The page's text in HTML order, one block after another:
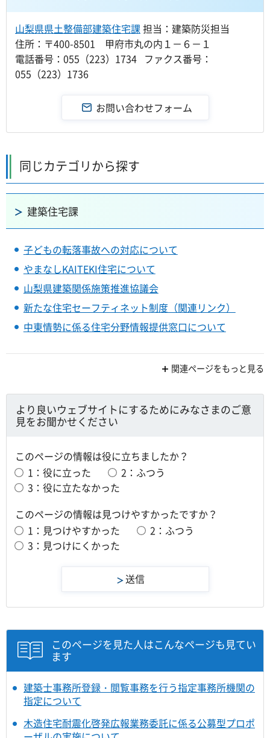
山梨県県土整備部建築住宅課担当：建築防災担当
住所：〒400-8501 甲府市丸の内１－６－１
電話番号：055（223）1734 ファクス番号：
055（223）1736
同じカテゴリから探す
建築住宅課
子どもの転落事故への対応について
やまなしKAITEKI住宅について
山梨県建築関係施策推進協議会
新たな住宅セーフティネット制度（関連リンク）
中東情勢に係る住宅分野情報提供窓口について
関連ページをもっと見る
より良いウェブサイトにするためにみなさまのご意
見をお聞かせください
このページの情報は役に立ちましたか？
1：役に立った
2：ふつう
3：役に立たなかった
このページの情報は見つけやすかったですか？
1：見つけやすかった
2：ふつう
3：見つけにくかった
このページを見た人はこんなページも見てい
ます
建築士事務所登録・閲覧事務を行う指定事務所機関の
指定について
木造住宅耐震化啓発広報業務委託に係る公募型プロポ